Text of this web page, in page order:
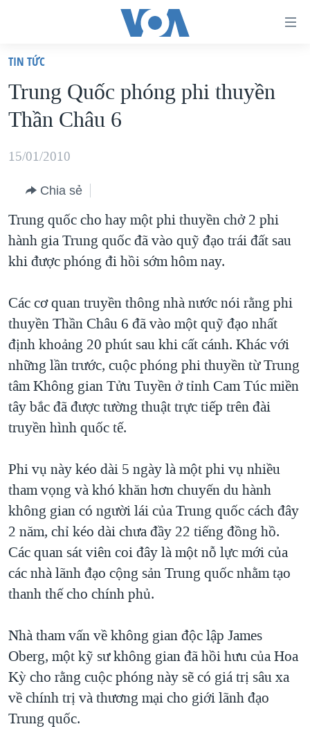
truy
cập
Tới
dung
chính
điều
hướng
chính
tới
"Tìm"
VIỆT NAM
HOA KỲ
BIỂN ĐÔNG
BLOG
DIỄN ĐÀN
MỤC
VẠCH TRẦN TIN GIẢ
NGƯỜI VIỆT HẢI NGOẠI
ĐỜI SỐNG
KINH TẾ
KHOA HỌC
SỨC KHOẺ
THỂ THAO
GIÁO DỤC
CHUYÊN ĐỀ
CHIẾN TRANH THƯƠNG MẠI CỦA MỸ: QUÁ KHỨ VÀ HIỆN
HÀNH TRÌNH BẦU CỬ 2024
MỘT NĂM CHIẾN TRANH TẠI DẢI GAZA
GIẢI MÃ VÀNH ĐAI & CON ĐƯỜNG
NGÀY TỊ NẠN THẾ GIỚI
TRỊNH VĨNH BÌNH - NGƯỜI HẠ 'BÊN THẮNG CUỘC'
GROUND ZERO – XƯA VÀ NAY
CHI PHÍ CHIẾN TRANH AFGHANISTAN
CÁC GIÁ TRỊ CỘNG HÒA Ở VIỆT NAM
THƯỢNG ĐỈNH TRUMP-KIM TẠI VIỆT NAM
TRỊNH VĨNH BÌNH VS. CHÍNH PHỦ VIỆT NAM
NGƯ DÂN VIỆT VÀ LÀN SÓNG TRỘM HẢI SÂM
QUAN HỆ VIỆT MỸ
HỌC TIẾNG ANH
VIDEO
NGHE
MẠNG XÃ HỘI
TIN TỨC
Trung Quốc phóng phi thuyền
Thần Châu 6
15/01/2010
Chia sẻ
Trung quốc cho hay một phi thuyền chở 2 phi
hành gia Trung quốc đã vào quỹ đạo trái đất sau
khi được phóng đi hồi sớm hôm nay.
Các cơ quan truyền thông nhà nước nói rằng phi
thuyền Thần Châu 6 đã vào một quỹ đạo nhất
định khoảng 20 phút sau khi cất cánh. Khác với
những lần trước, cuộc phóng phi thuyền từ Trung
tâm Không gian Tửu Tuyền ở tỉnh Cam Túc miền
tây bắc đã được tường thuật trực tiếp trên đài
truyền hình quốc tế.
Phi vụ này kéo dài 5 ngày là một phi vụ nhiều
tham vọng và khó khăn hơn chuyến du hành
không gian có người lái của Trung quốc cách đây
2 năm, chỉ kéo dài chưa đầy 22 tiếng đồng hồ.
Các quan sát viên coi đây là một nỗ lực mới của
các nhà lãnh đạo cộng sản Trung quốc nhằm tạo
thanh thế cho chính phủ.
Nhà tham vấn về không gian độc lập James
Oberg, một kỹ sư không gian đã hồi hưu của Hoa
Kỳ cho rằng cuộc phóng này sẽ có giá trị sâu xa
về chính trị và thương mại cho giới lãnh đạo
Trung quốc.